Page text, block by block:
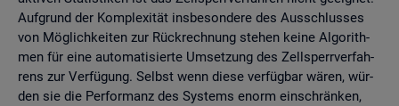
Auf­grund der Kom­ple­xi­tät ins­be­son­de­re des Aus­schlus­ses
von Mög­lich­kei­ten zur Rück­rech­nung ste­hen keine Al­go­rith­
men für eine au­to­ma­ti­sier­te Um­set­zung des Zell­sperr­ver­fah­
rens zur Ver­fü­gung. Selbst wenn diese ver­füg­bar wären, wür­
den sie die Per­for­manz des Sys­tems enorm ein­schrän­ken,